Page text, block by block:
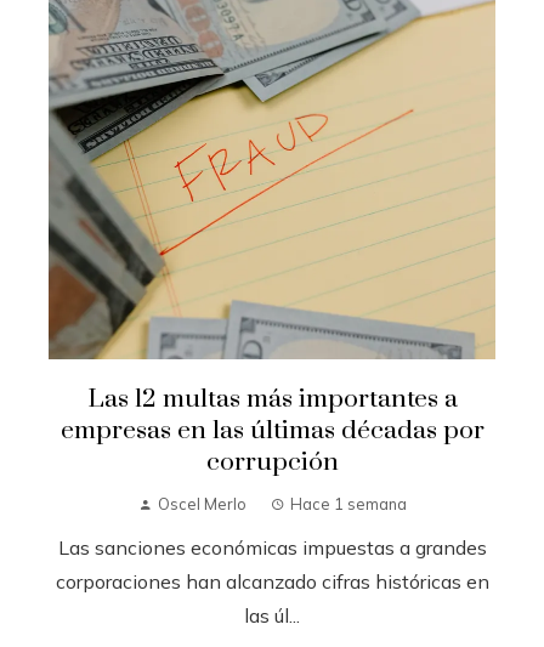
Las 12 multas más importantes a
empresas en las últimas décadas por
corrupción
Oscel Merlo Hace 1 semana
Las sanciones económicas impuestas a grandes
corporaciones han alcanzado cifras históricas en
las úl...